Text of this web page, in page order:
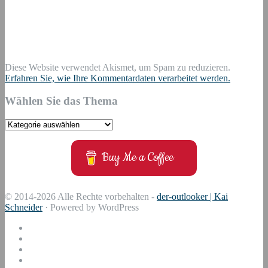
Diese Website verwendet Akismet, um Spam zu reduzieren.
Erfahren Sie, wie Ihre Kommentardaten verarbeitet werden.
Wählen Sie das Thema
Wählen
Buy Me a Coffee
© 2014-2026 Alle Rechte vorbehalten - der-outlooker | Kai
Schneider· Powered by WordPress